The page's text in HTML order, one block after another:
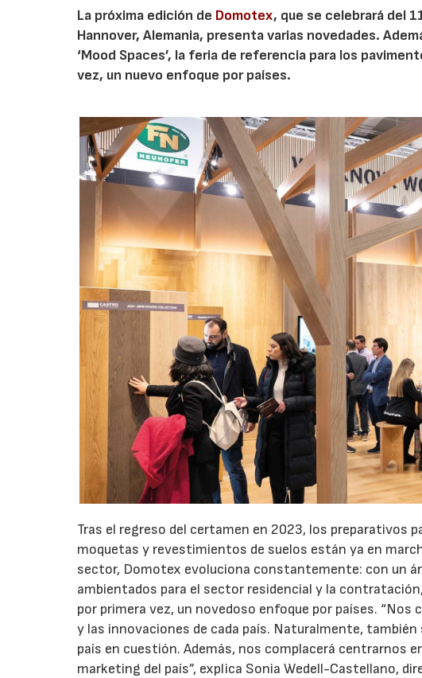
La próxima edición de Domotex, que se celebrará del
Hannover, Alemania, presenta varias novedades.
‘Mood Spaces’, la feria de referencia para los
vez, un nuevo enfoque por países.
Tras el regreso del certamen en 2023, los preparativos
moquetas y revestimientos de suelos están ya en
sector, Domotex evoluciona constantemente: con un
ambientados para el sector residencial y la
por primera vez, un novedoso enfoque por países.
y las innovaciones de cada país. Naturalmente,
país en cuestión. Además, nos complacerá
marketing del país”, explica Sonia Wedell-Castellano,